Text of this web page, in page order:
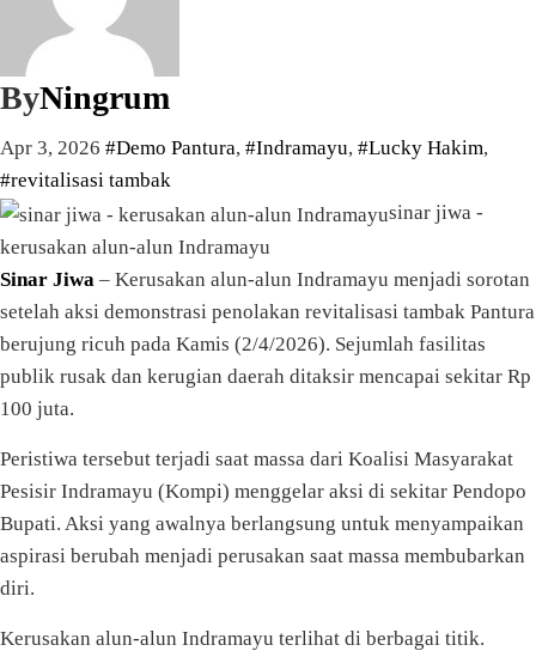
ByNingrum
Apr 3, 2026 #Demo Pantura, #Indramayu, #Lucky Hakim,
#revitalisasi tambak
sinar jiwa -
kerusakan alun-alun Indramayu
Sinar Jiwa – Kerusakan alun-alun Indramayu menjadi sorotan
setelah aksi demonstrasi penolakan revitalisasi tambak Pantura
berujung ricuh pada Kamis (2/4/2026). Sejumlah fasilitas
publik rusak dan kerugian daerah ditaksir mencapai sekitar Rp
100 juta.
Peristiwa tersebut terjadi saat massa dari Koalisi Masyarakat
Pesisir Indramayu (Kompi) menggelar aksi di sekitar Pendopo
Bupati. Aksi yang awalnya berlangsung untuk menyampaikan
aspirasi berubah menjadi perusakan saat massa membubarkan
diri.
Kerusakan alun-alun Indramayu terlihat di berbagai titik.